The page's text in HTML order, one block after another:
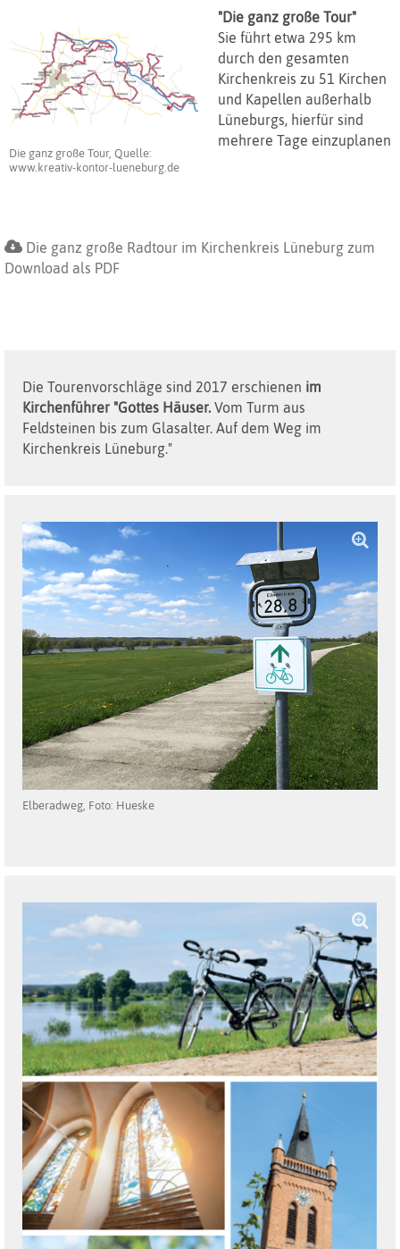
Die ganz große Tour, Quelle:
www.kreativ-kontor-lueneburg.de
"Die ganz große Tour"
Sie führt etwa 295 km
durch den gesamten
Kirchenkreis zu 51 Kirchen
und Kapellen außerhalb
Lüneburgs, hierfür sind
mehrere Tage einzuplanen
Die ganz große Radtour im Kirchenkreis Lüneburg zum
Download als PDF
Die Tourenvorschläge sind 2017 erschienen im
Kirchenführer "Gottes Häuser. Vom Turm aus
Feldsteinen bis zum Glasalter. Auf dem Weg im
Kirchenkreis Lüneburg."
Elberadweg, Foto: Hueske